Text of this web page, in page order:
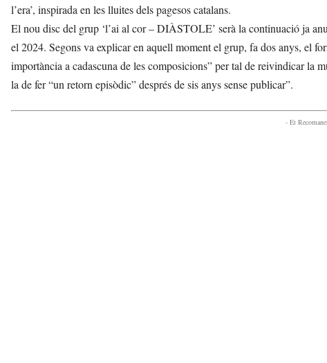
l’era’, inspirada en les lluites dels pagesos catalans.
El nou disc del grup ‘l’ai al cor – DIÀSTOLE’ serà la continuació ja
el 2024. Segons va explicar en aquell moment el grup, fa dos anys, el
importància a cadascuna de les composicions” per tal de reivindicar la
la de fer “un retorn episòdic” després de sis anys sense publicar”.
- Et